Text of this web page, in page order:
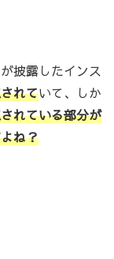
披露したインス
れていて、しか
れている部分が
ね？